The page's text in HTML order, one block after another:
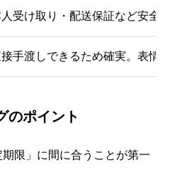
受け取り・配送保証など安全
手渡しできるため確実。表情
のポイント
限」に間に合うことが第一